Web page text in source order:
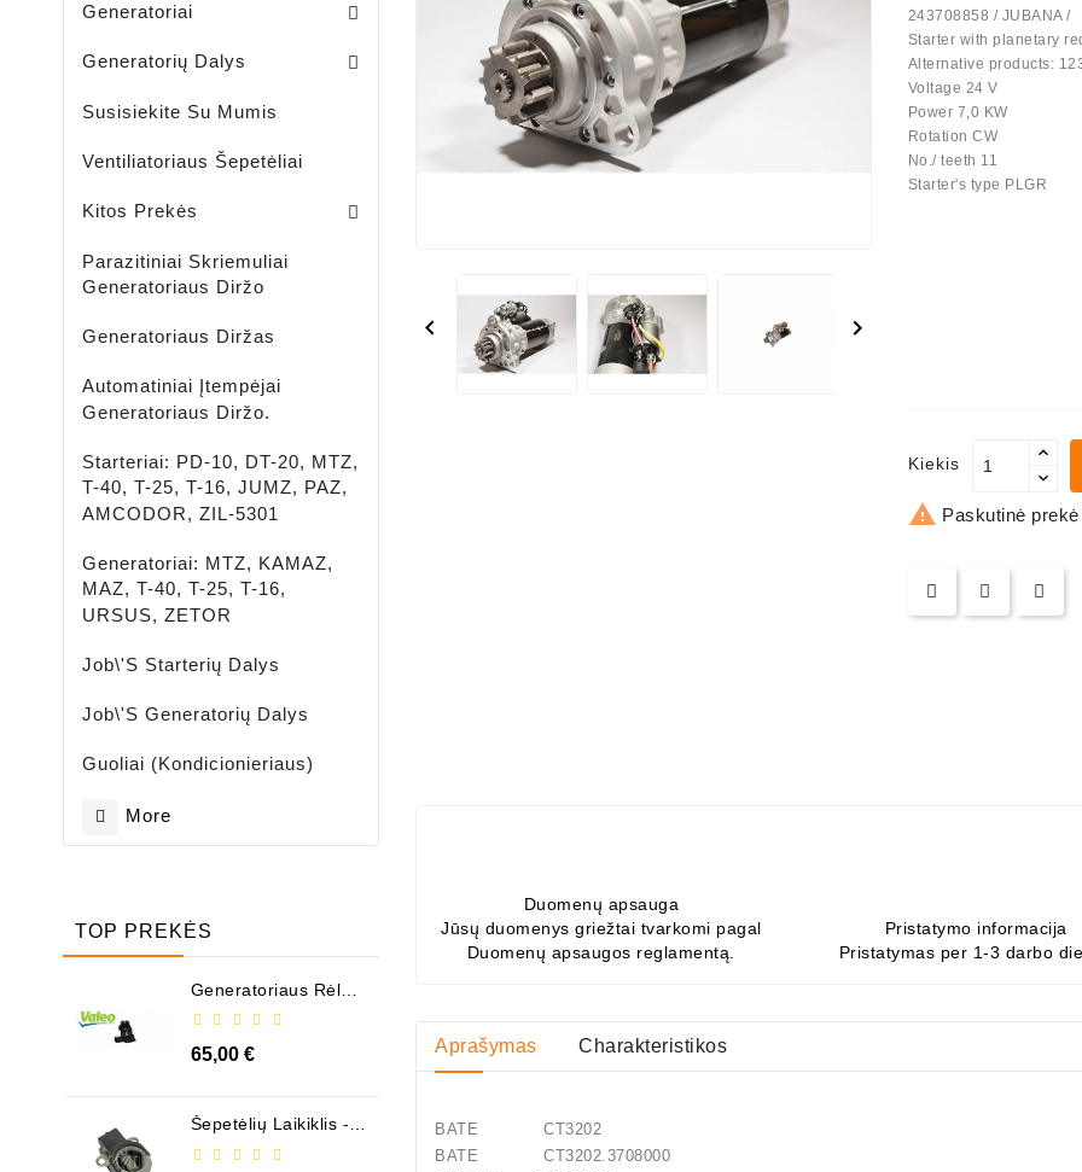
Generatoriai
Generatorių Dalys
Susisiekite Su Mumis
Ventiliatoriaus Šepetėliai
Kitos Prekės
Parazitiniai Skriemuliai
Generatoriaus Diržo
Generatoriaus Diržas
Automatiniai Įtempėjai
Generatoriaus Diržo.
Starteriai: PD-10, DT-20, MTZ,
T-40, T-25, T-16, JUMZ, PAZ,
AMCODOR, ZIL-5301
Generatoriai: MTZ, KAMAZ,
MAZ, T-40, T-25, T-16,
URSUS, ZETOR
Job\'s Starterių Dalys
Job\'s Generatorių Dalys
Guoliai (kondicionieriaus)
More
TOP PREKĖS
Generatoriaus Rėlė -
65,00 €
Šepetėlių Laikiklis - /
 
243708858 / JUBANA /
Starter with planetary
Alternative products:
Voltage 24 V
Power 7,0 KW
Rotation CW
No./ teeth 11
Starter's type PLGR
Kiekis
 Paskutinė prekė
Duomenų apsauga
Jūsų duomenys griežtai tvarkomi pagal
Duomenų apsaugos reglamentą.
Pristatymo informacija
Pristatymas per 1-3 darbo
Aprašymas Charakteristikos
BATE СТ3202
BATE СТ3202.3708000